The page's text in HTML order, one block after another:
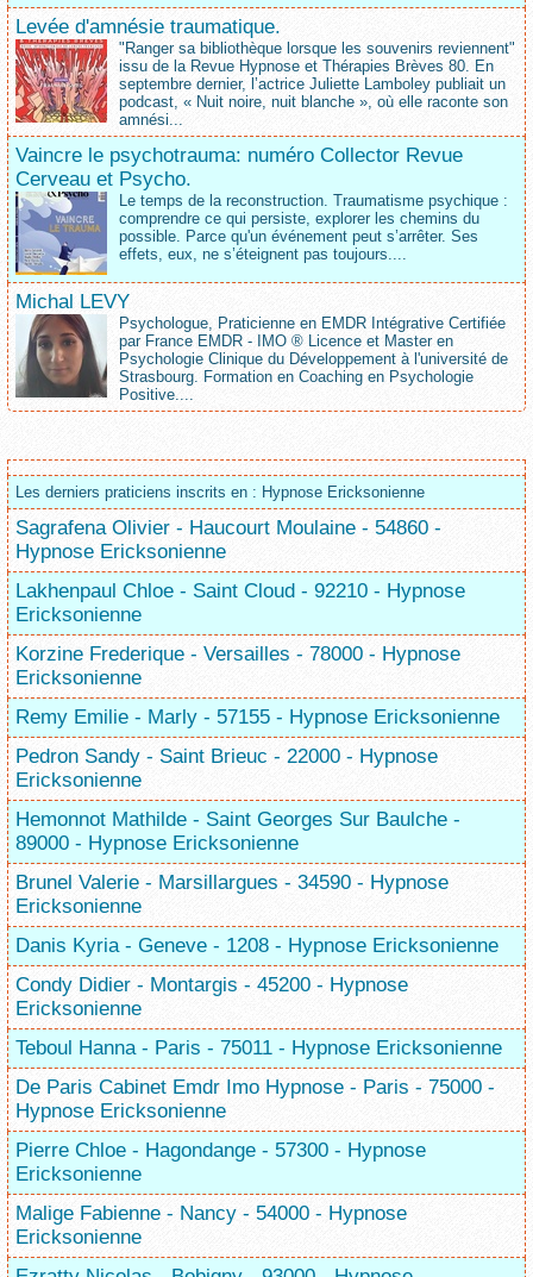
Levée d'amnésie traumatique.
"Ranger sa bibliothèque lorsque les souvenirs reviennent"
issu de la Revue Hypnose et Thérapies Brèves 80. En
septembre dernier, l’actrice Juliette Lamboley publiait un
podcast, « Nuit noire, nuit blanche », où elle raconte son
amnési...
Vaincre le psychotrauma: numéro Collector Revue
Cerveau et Psycho.
Le temps de la reconstruction. Traumatisme psychique :
comprendre ce qui persiste, explorer les chemins du
possible. Parce qu'un événement peut s’arrêter. Ses
effets, eux, ne s’éteignent pas toujours....
Michal LEVY
Psychologue, Praticienne en EMDR Intégrative Certifiée
par France EMDR - IMO ® Licence et Master en
Psychologie Clinique du Développement à l'université de
Strasbourg. Formation en Coaching en Psychologie
Positive....
Les derniers praticiens inscrits en : Hypnose Ericksonienne
Sagrafena Olivier - Haucourt Moulaine - 54860 -
Hypnose Ericksonienne
Lakhenpaul Chloe - Saint Cloud - 92210 - Hypnose
Ericksonienne
Korzine Frederique - Versailles - 78000 - Hypnose
Ericksonienne
Remy Emilie - Marly - 57155 - Hypnose Ericksonienne
Pedron Sandy - Saint Brieuc - 22000 - Hypnose
Ericksonienne
Hemonnot Mathilde - Saint Georges Sur Baulche -
89000 - Hypnose Ericksonienne
Brunel Valerie - Marsillargues - 34590 - Hypnose
Ericksonienne
Danis Kyria - Geneve - 1208 - Hypnose Ericksonienne
Condy Didier - Montargis - 45200 - Hypnose
Ericksonienne
Teboul Hanna - Paris - 75011 - Hypnose Ericksonienne
De Paris Cabinet Emdr Imo Hypnose - Paris - 75000 -
Hypnose Ericksonienne
Pierre Chloe - Hagondange - 57300 - Hypnose
Ericksonienne
Malige Fabienne - Nancy - 54000 - Hypnose
Ericksonienne